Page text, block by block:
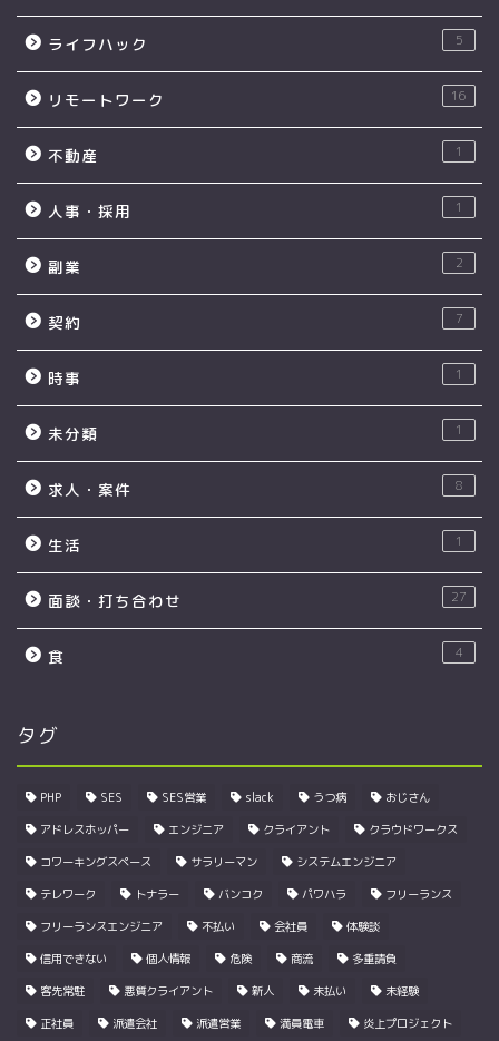
ライフハック 5
リモートワーク 16
不動産 1
人事・採用 1
副業 2
契約 7
時事 1
未分類 1
求人・案件 8
生活 1
面談・打ち合わせ 27
食 4
タグ
PHP SES SES営業 slack うつ病 おじさん
アドレスホッパー エンジニア クライアント クラウドワークス
コワーキングスペース サラリーマン システムエンジニア
テレワーク トナラー バンコク パワハラ フリーランス
フリーランスエンジニア 不払い 会社員 体験談
信用できない 個人情報 危険 商流 多重請負
客先常駐 悪質クライアント 新人 未払い 未経験
正社員 派遣会社 派遣営業 満員電車 炎上プロジェクト